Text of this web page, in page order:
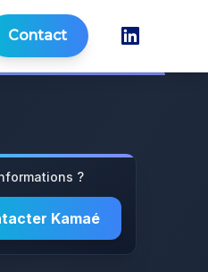
Contact
?
Kamaé